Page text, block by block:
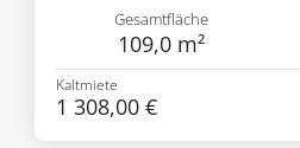
Gesamtfläche
109,0 m²
Kaltmiete
1 308,00 €